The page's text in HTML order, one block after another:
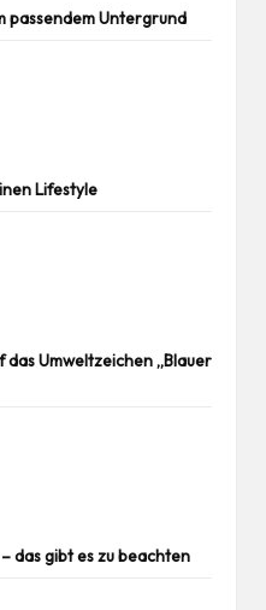
passendem Untergrund
Lifestyle
das Umweltzeichen „Blauer
das gibt es zu beachten